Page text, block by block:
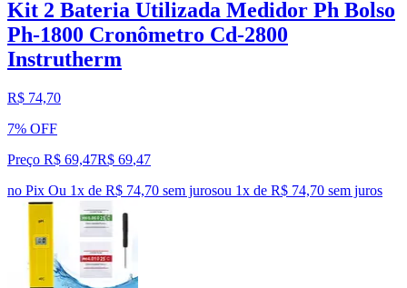
Kit 2 Bateria Utilizada Medidor Ph Bolso
Ph-1800 Cronômetro Cd-2800
Instrutherm
R$ 74,70
7% OFF
Preço R$ 69,47R$ 69,47
no Pix Ou 1x de R$ 74,70 sem jurosou 1x de R$ 74,70 sem juros